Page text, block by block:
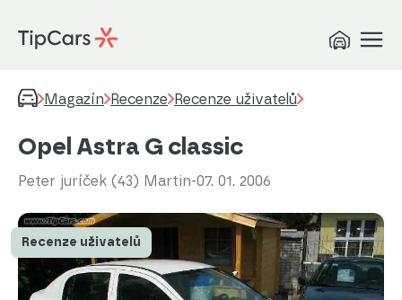
Magazín Recenze Recenze uživatelů
Opel Astra G classic
Peter juríček (43) Martin-07. 01. 2006
Recenze uživatelů